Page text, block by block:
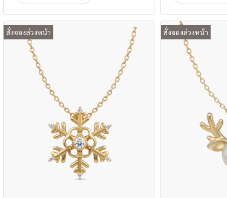
สั่งจองล่วงหน้า สั่งจองล่วงหน้า